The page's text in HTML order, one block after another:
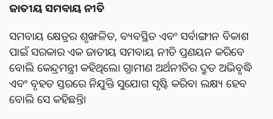
ଜାତୀୟ ସମବାୟ ନୀତି
ସମବାୟ କ୍ଷେତ୍ରର ଶୃଙ୍ଖଳିତ, ବ୍ୟବସ୍ଥିତ ଏବଂ ସର୍ବାଙ୍ଗୀନ ବିକାଶ
ପାଇଁ ସରକାର ଏକ ଜାତୀୟ ସମବାୟ ନୀତି ପ୍ରଣୟନ କରିବେ
ବୋଲି କେନ୍ଦ୍ରମନ୍ତ୍ରୀ କହିଥିଲେ। ଗ୍ରାମୀଣ ଅର୍ଥନୀତିର ଦ୍ରୁତ ଅଭିବୃଦ୍ଧି
ଏବଂ ବୃହତ ସ୍ତରରେ ନିଯୁକ୍ତି ସୁଯୋଗ ସୃଷ୍ଟି କରିବା ଲକ୍ଷ୍ୟ ହେବ
ବୋଲି ସେ କହିଛନ୍ତି।